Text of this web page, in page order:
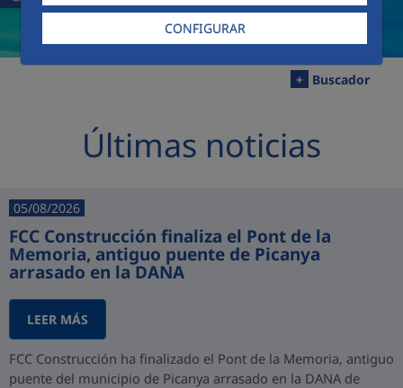
CONFIGURAR
+ Buscador
Últimas noticias
05/08/2026
FCC Construcción finaliza el Pont de la
Memoria, antiguo puente de Picanya
arrasado en la DANA
LEER MÁS
FCC Construcción ha finalizado el Pont de la Memoria, antiguo
puente del municipio de Picanya arrasado en la DANA de